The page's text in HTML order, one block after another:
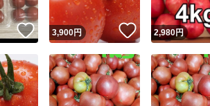
いいね！
3,900円 いいね！
2,980円